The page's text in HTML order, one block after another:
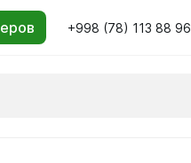
+998 (78) 113 88 96